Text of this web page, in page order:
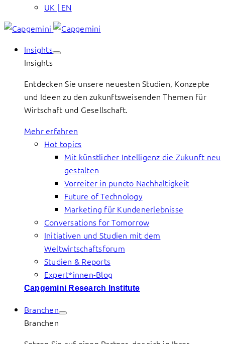
UK | EN
Insights
Insights
Entdecken Sie unsere neuesten Studien, Konzepte
und Ideen zu den zukunftsweisenden Themen für
Wirtschaft und Gesellschaft.
Mehr erfahren
Hot topics
Mit künstlicher Intelligenz die Zukunft neu
gestalten
Vorreiter in puncto Nachhaltigkeit
Future of Technology
Marketing für Kundenerlebnisse
Conversations for Tomorrow
Initiativen und Studien mit dem
Weltwirtschaftsforum
Studien & Reports
Expert*innen-Blog
Capgemini Research Institute
Branchen
Branchen